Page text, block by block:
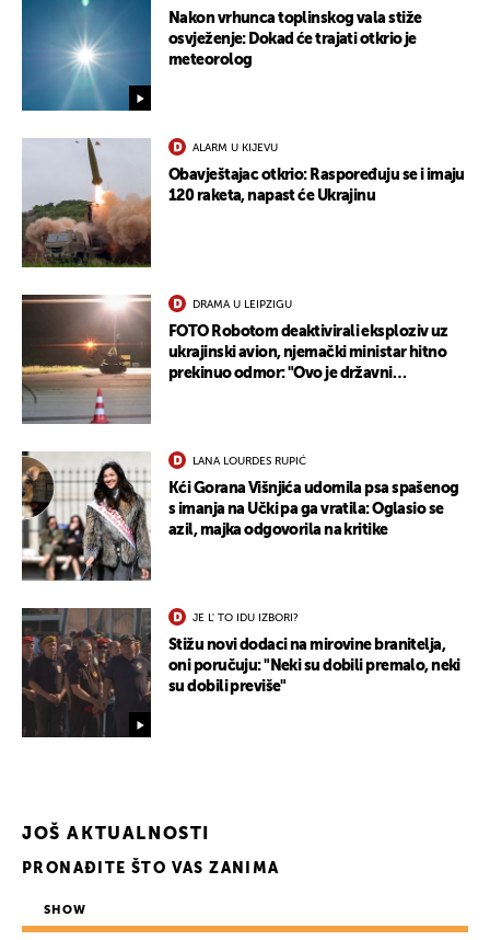
Nakon vrhunca toplinskog vala stiže
osvježenje: Dokad će trajati otkrio je
meteorolog
ALARM U KIJEVU
Obavještajac otkrio: Raspoređuju se i imaju
120 raketa, napast će Ukrajinu
DRAMA U LEIPZIGU
FOTO Robotom deaktivirali eksploziv uz
ukrajinski avion, njemački ministar hitno
prekinuo odmor: "Ovo je državni
LANA LOURDES RUPIĆ
Kći Gorana Višnjića udomila psa spašenog
s imanja na Učki pa ga vratila: Oglasio se
azil, majka odgovorila na kritike
JE L' TO IDU IZBORI?
Stižu novi dodaci na mirovine branitelja,
oni poručuju: "Neki su dobili premalo, neki
su dobili previše"
JOŠ AKTUALNOSTI
PRONAĐITE ŠTO VAS ZANIMA
SHOW
UKLJUČITE NOTIFIKACIJE